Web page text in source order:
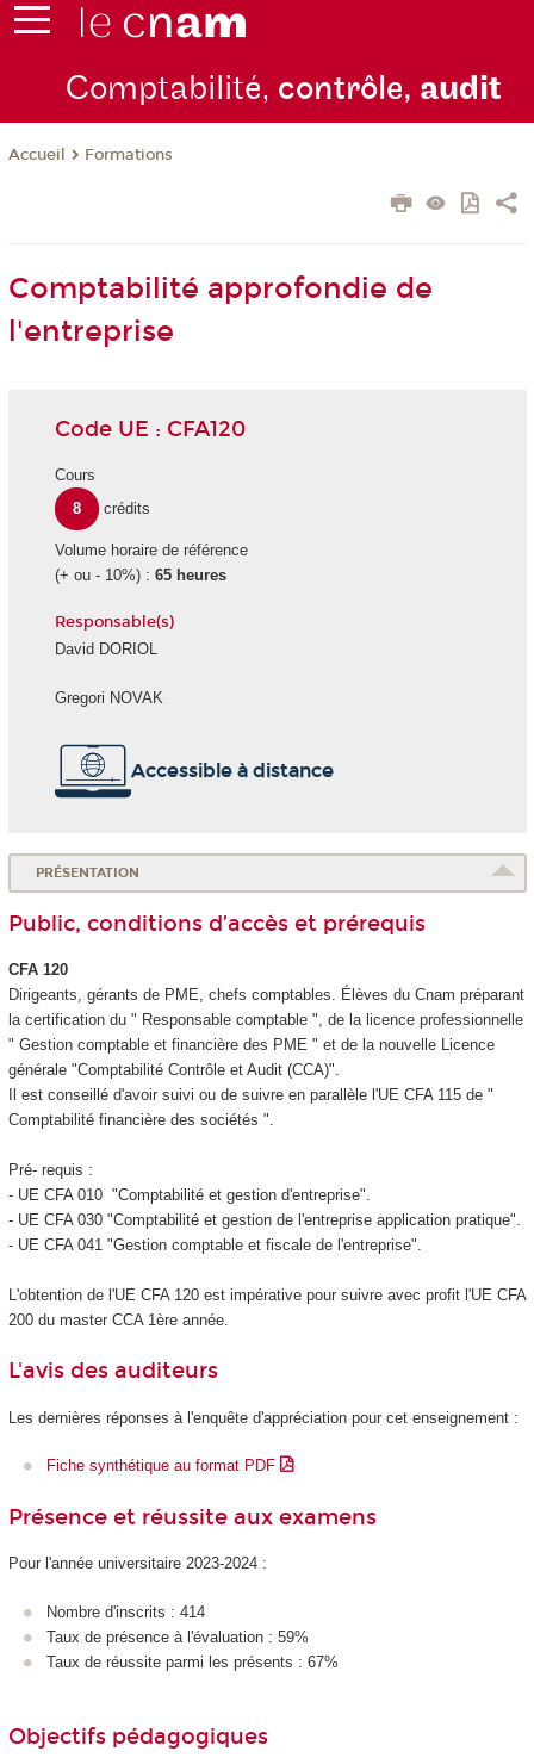
Comptabilité, contrôle, audit
Accueil Formations
Comptabilité approfondie de
l'entreprise
Code UE : CFA120
Cours
8
crédits
Volume horaire de référence
(+ ou - 10%) : 65 heures
Responsable(s)
David DORIOL
Gregori NOVAK
Accessible à distance
PRÉSENTATION
Public, conditions d’accès et prérequis
CFA 120
Dirigeants, gérants de PME, chefs comptables. Élèves du Cnam préparant
la certification du " Responsable comptable ", de la licence professionnelle
" Gestion comptable et financière des PME " et de la nouvelle Licence
générale "Comptabilité Contrôle et Audit (CCA)".
Il est conseillé d'avoir suivi ou de suivre en parallèle l'UE CFA 115 de "
Comptabilité financière des sociétés ".
Pré- requis :
- UE CFA 010 "Comptabilité et gestion d'entreprise".
- UE CFA 030 "Comptabilité et gestion de l'entreprise application pratique".
- UE CFA 041 "Gestion comptable et fiscale de l'entreprise".
L'obtention de l'UE CFA 120 est impérative pour suivre avec profit l'UE CFA
200 du master CCA 1ère année.
L'avis des auditeurs
Les dernières réponses à l'enquête d'appréciation pour cet enseignement :
Fiche synthétique au format PDF
Présence et réussite aux examens
Pour l'année universitaire 2023-2024 :
Nombre d'inscrits : 414
Taux de présence à l'évaluation : 59%
Taux de réussite parmi les présents : 67%
Objectifs pédagogiques